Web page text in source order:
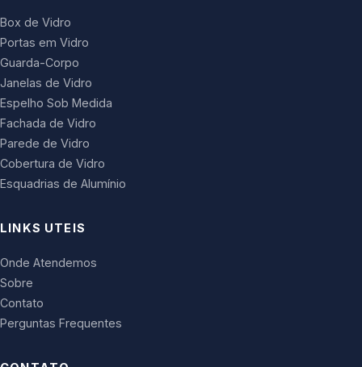
Box de Vidro
Portas em Vidro
Guarda-Corpo
Janelas de Vidro
Espelho Sob Medida
Fachada de Vidro
Parede de Vidro
Cobertura de Vidro
Esquadrias de Alumínio
LINKS UTEIS
Onde Atendemos
Sobre
Contato
Perguntas Frequentes